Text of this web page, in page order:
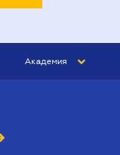
Академия